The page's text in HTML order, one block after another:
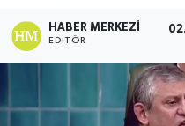
HABER MERKEZI
EDITÖR